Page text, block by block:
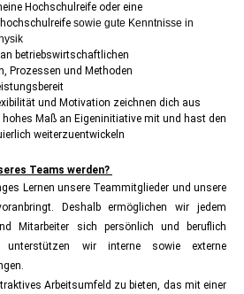
Hochschulreife oder eine
sowie gute Kenntnisse in
betriebswirtschaftlichen
Prozessen und Methoden
und Motivation zeichnen dich aus
Maß an Eigeninitiative mit und hast den
weiterzuentwickeln
Teams werden?
Lernen unsere Teammitglieder und unsere
Deshalb ermöglichen wir jedem
Mitarbeiter sich persönlich und beruflich
unterstützen wir interne sowie externe
Arbeitsumfeld zu bieten, das mit einer